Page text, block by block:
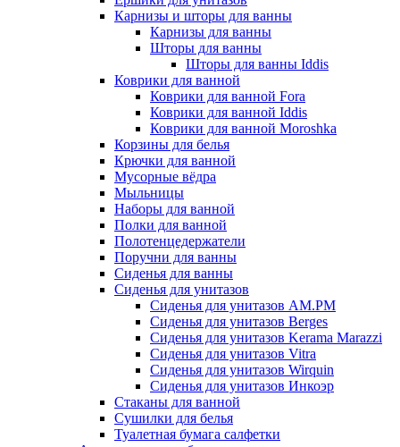
Карнизы и шторы для ванны
Карнизы для ванны
Шторы для ванны
Шторы для ванны Iddis
Коврики для ванной
Коврики для ванной Fora
Коврики для ванной Iddis
Коврики для ванной Moroshka
Корзины для белья
Крючки для ванной
Мусорные вёдра
Мыльницы
Наборы для ванной
Полки для ванной
Полотенцедержатели
Поручни для ванны
Сиденья для ванны
Сиденья для унитазов
Сиденья для унитазов AM.PM
Сиденья для унитазов Berges
Сиденья для унитазов Kerama Marazzi
Сиденья для унитазов Vitra
Сиденья для унитазов Wirquin
Сиденья для унитазов Инкоэр
Стаканы для ванной
Сушилки для белья
Туалетная бумага салфетки